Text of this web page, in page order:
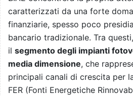
caratterizzati da una forte
finanziarie, spesso poco
bancario tradizionale. Tra
il segmento degli impianti
media dimensione, che
principali canali di crescita per
FER (Fonti Energetiche